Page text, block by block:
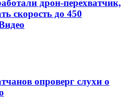
дрон-перехватчик,
скорость до 450
опроверг слухи о